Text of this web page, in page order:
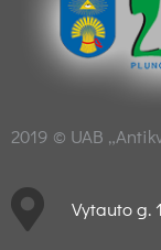
2019 © UAB
Vytauto g.